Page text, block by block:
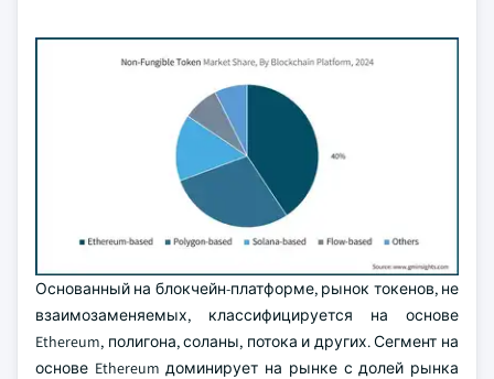
Основанный на блокчейн-платформе, рынок токенов, не
взаимозаменяемых, классифицируется на основе
Ethereum, полигона, соланы, потока и других. Сегмент на
основе Ethereum доминирует на рынке с долей рынка